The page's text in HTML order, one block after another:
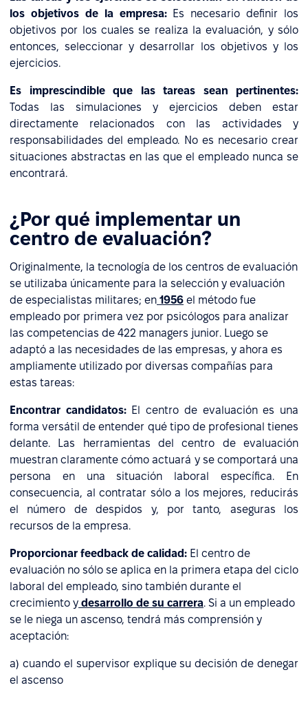
los objetivos de la empresa:Es necesario definir los
objetivos por los cuales se realiza la evaluación, y sólo
entonces, seleccionar y desarrollar los objetivos y los
ejercicios.
Es imprescindible que las tareas sean pertinentes:
Todas las simulaciones y ejercicios deben estar
directamente relacionados con las actividades y
responsabilidades del empleado. No es necesario crear
situaciones abstractas en las que el empleado nunca se
encontrará.
¿Por qué implementar un
centro de evaluación?
Originalmente, la tecnología de los centros de evaluación
se utilizaba únicamente para la selección y evaluación
de especialistas militares; en 1956 el método fue
empleado por primera vez por psicólogos para analizar
las competencias de 422 managers junior. Luego se
adaptó a las necesidades de las empresas, y ahora es
ampliamente utilizado por diversas compañías para
estas tareas:
Encontrar candidatos:El centro de evaluación es una
forma versátil de entender qué tipo de profesional tienes
delante. Las herramientas del centro de evaluación
muestran claramente cómo actuará y se comportará una
persona en una situación laboral específica. En
consecuencia, al contratar sólo a los mejores, reducirás
el número de despidos y, por tanto, aseguras los
recursos de la empresa.
Proporcionar feedback de calidad: El centro de
evaluación no sólo se aplica en la primera etapa del ciclo
laboral del empleado, sino también durante el
crecimiento y desarrollo de su carrera. Si a un empleado
se le niega un ascenso, tendrá más comprensión y
aceptación:
a) cuando el supervisor explique su decisión de denegar
el ascenso